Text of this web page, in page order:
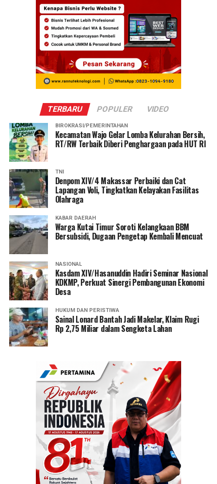
TERBARU POPULER VIDEO
BIROKRASI/PEMERINTAHAN
Kecamatan Wajo Gelar Lomba Kelurahan Bersih,
RT/RW Terbaik Diberi Penghargaan pada HUT RI
TNI
Denpom XIV/4 Makassar Perbaiki dan Cat
Lapangan Voli, Tingkatkan Kelayakan Fasilitas
Olahraga
KABAR DAERAH
Warga Kutai Timur Soroti Kelangkaan BBM
Bersubsidi, Dugaan Pengetap Kembali Mencuat
NASIONAL
Kasdam XIV/Hasanuddin Hadiri Seminar Nasional
KDKMP, Perkuat Sinergi Pembangunan Ekonomi
Desa
HUKUM DAN PERISTIWA
Sainal Lonard Bantah Jadi Makelar, Klaim Rugi
Rp 2,75 Miliar dalam Sengketa Lahan